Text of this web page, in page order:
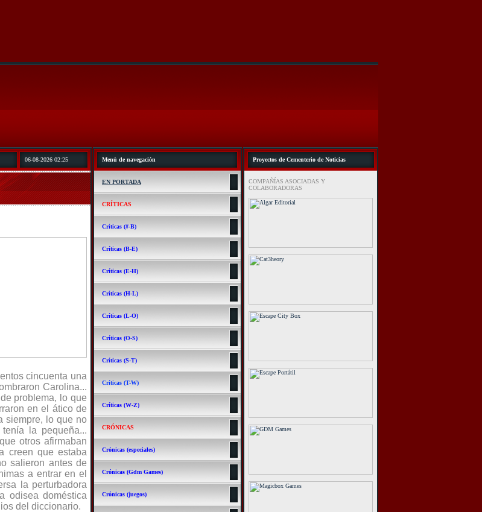
06-08-2026 02:25
cincuenta una
Carolina...
problema, lo que
en el ático de
siempre, lo que no
la pequeña...
otros afirmaban
creen que estaba
salieron antes de
a entrar en el
la perturbadora
odisea doméstica
del diccionario.
Menú de navegación
EN PORTADA
CRÍTICAS
Críticas (#-B)
Críticas (B-E)
Críticas (E-H)
Críticas (H-L)
Críticas (L-O)
Críticas (O-S)
Críticas (S-T)
Críticas (T-W)
Críticas (W-Z)
CRÓNICAS
Crónicas (especiales)
Crónicas (Gdm Games)
Crónicas (juegos)
Proyectos de Cementerio de Noticias
COMPAÑÍAS ASOCIADAS Y
COLABORADORAS